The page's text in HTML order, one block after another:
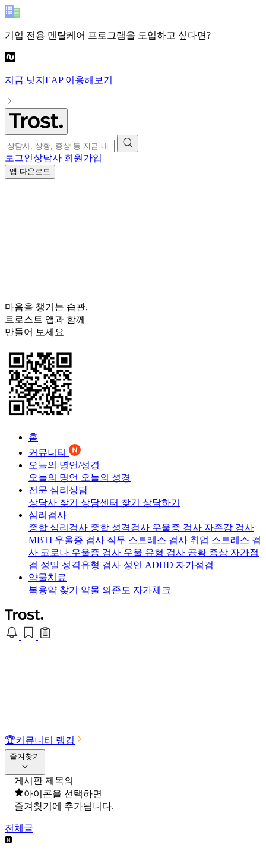
기업 전용 멘탈케어 프로그램을 도입하고 싶다면?
지금 넛지EAP이용해보기
로그인상담사 회원가입
앱 다운로드
마음을 챙기는 습관,
트로스트 앱과 함께
만들어 보세요
홈
커뮤니티
오늘의 명언/성경
오늘의 명언 오늘의 성경
전문 심리상담
상담사 찾기 상담센터 찾기 상담하기
심리검사
종합 심리검사 종합 성격검사 우울증 검사 자존감 검사
MBTI 우울증 검사 직무 스트레스 검사 취업 스트레스 검
사 코로나 우울증 검사 우울 유형 검사 공황 증상 자가점
검 정밀 성격유형 검사 성인 ADHD 자가점검
약물치료
복용약 찾기 약물 의존도 자가체크
🏆커뮤니티 랭킹
즐겨찾기
게시판 제목의
아이콘을 선택하면
즐겨찾기에 추가됩니다.
전체글